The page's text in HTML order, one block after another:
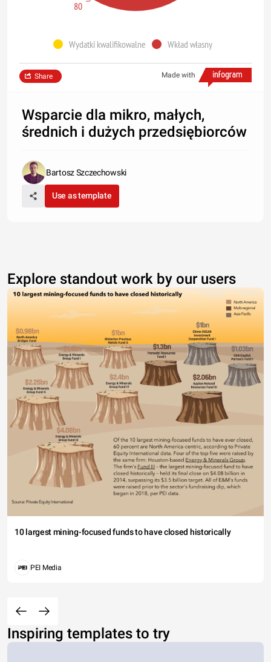
Wydatki kwalifikowalne Wkład własny
80
Made with
Share
Wsparcie dla mikro, małych,
średnich i dużych przedsiębiorców
Bartosz Szczechowski
Use as template
Explore standout work by our users
10 largest mining-focused funds to have closed historically
PEI Media
Inspiring templates to try